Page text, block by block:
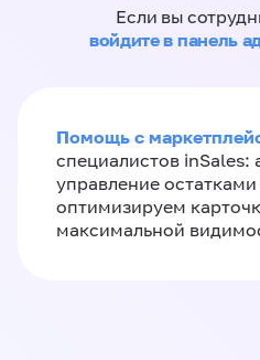
Если вы
войдите в панель
Помощь с
специалистов inSales:
управление
оптимизируем
максимальной